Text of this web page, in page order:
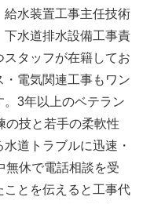
水装置工事主任技術
水道排水設備工事責
タッフが在籍してお
・電気関連工事もワン
3年以上のベテラン
の技と若手の柔軟性
道トラブルに迅速・
無休で電話相談を受
とを伝えると工事代